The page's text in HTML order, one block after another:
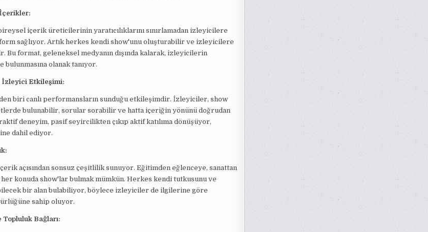
İçerikler:
içerik üreticilerinin yaratıcılıklarını sınırlamadan izleyicilere
sağlıyor. Artık herkes kendi show'unu oluşturabilir ve izleyicilere
Bu format, geleneksel medyanın dışında kalarak, izleyicilerin
olanak tanıyor.
İzleyici Etkileşimi:
biri canlı performansların sunduğu etkileşimdir. İzleyiciler, show
bulunabilir, sorular sorabilir ve hatta içeriğin yönünü doğrudan
deneyim, pasif seyircilikten çıkıp aktif katılıma dönüşüyor,
dahil ediyor.
açısından sonsuz çeşitlilik sunuyor. Eğitimden eğlenceye, sanattan
konuda show'lar bulmak mümkün. Herkes kendi tutkusunu ve
bir alan bulabiliyor, böylece izleyiciler de ilgilerine göre
sahip oluyor.
Topluluk Bağları: